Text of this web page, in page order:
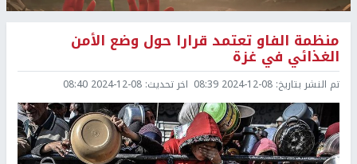
منظمة الفاو تعتمد قرارا حول وضع الأمن
الغذائي في غزة
تم النشر بتاريخ: 2024-12-08 08:39 اخر تحديث: 2024-12-08 08:40